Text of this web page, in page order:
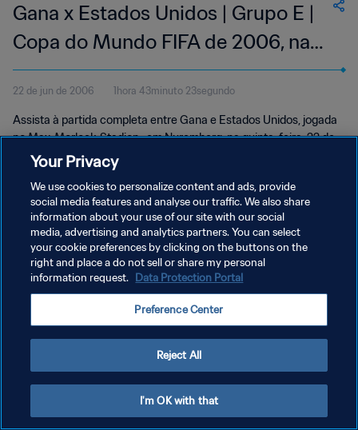
Gana x Estados Unidos | Grupo E |
Copa do Mundo FIFA de 2006, na
Alemanha | Jogo Completo
22 de jun de 2006 1hora 43minuto 23segundo
Assista à partida completa entre Gana e Estados Unidos, jogada
no Max-Morlock-Stadion , em Nuremberg, na quinta-feira, 22 de
junho de 2006.
POLÍTICA DE PRIVACIDADE
TERMOS DE SERVIÇO
ADMINISTRAR AS PREFERÊNCIAS DE COOKIES
Your Privacy
We use cookies to personalize content and ads, provide
social media features and analyse our traffic. We also share
information about your use of our site with our social
media, advertising and analytics partners. You can select
your cookie preferences by clicking on the buttons on the
right and place a do not sell or share my personal
information request. Data Protection Portal
Preference Center
Reject All
I'm OK with that